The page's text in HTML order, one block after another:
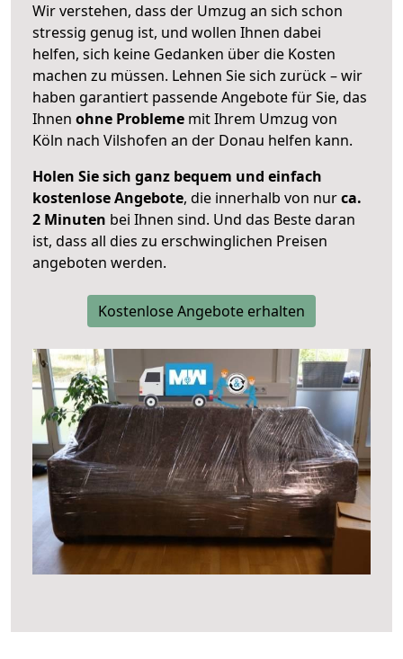
Wir verstehen, dass der Umzug an sich schon
stressig genug ist, und wollen Ihnen dabei
helfen, sich keine Gedanken über die Kosten
machen zu müssen. Lehnen Sie sich zurück – wir
haben garantiert passende Angebote für Sie, das
Ihnen ohne Probleme mit Ihrem Umzug von
Köln nach Vilshofen an der Donau helfen kann.
Holen Sie sich ganz bequem und einfach
kostenlose Angebote, die innerhalb von nurca.
2 Minuten bei Ihnen sind. Und das Beste daran
ist, dass all dies zu erschwinglichen Preisen
angeboten werden.
Kostenlose Angebote erhalten